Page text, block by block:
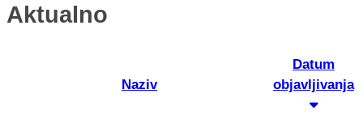
Aktualno
Naziv
Datum
objavljivanja